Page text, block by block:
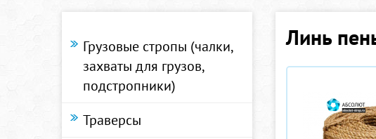
Грузовые стропы (чалки,
захваты для грузов,
подстропники)
Траверсы
Линь